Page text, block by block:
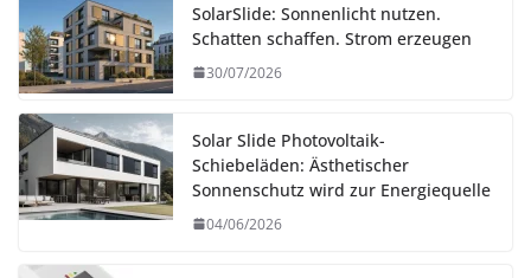
SolarSlide: Sonnenlicht nutzen.
Schatten schaffen. Strom erzeugen
30/07/2026
Solar Slide Photovoltaik-
Schiebeläden: Ästhetischer
Sonnenschutz wird zur Energiequelle
04/06/2026